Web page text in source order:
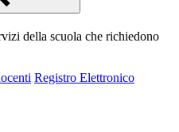
della scuola che richiedono
Registro Elettronico